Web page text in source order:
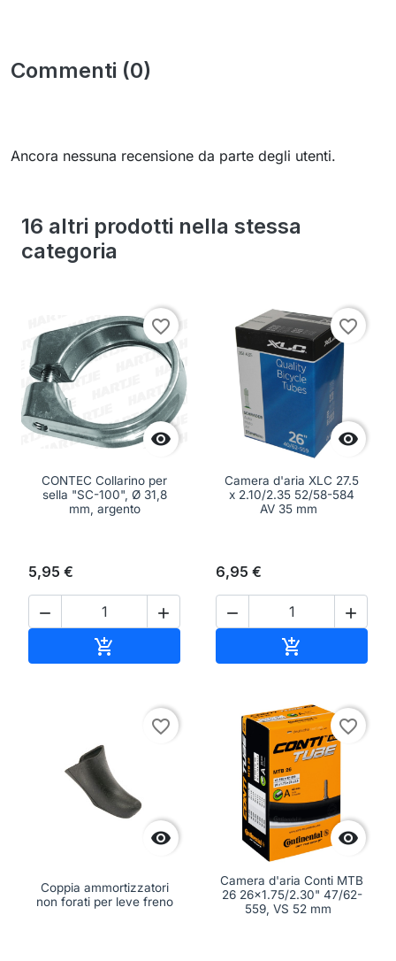
Commenti (0)
Ancora nessuna recensione da parte degli utenti.
16 altri prodotti nella stessa
categoria

favorite_border
CONTEC Collarino per
sella "SC-100", Ø 31,8
mm, argento
5,95 €
 


favorite_border
Camera d'aria XLC 27.5
x 2.10/2.35 52/58-584
AV 35 mm
6,95 €
 


favorite_border
Coppia ammortizzatori
non forati per leve freno

favorite_border
Camera d'aria Conti MTB
26 26x1.75/2.30" 47/62-
559, VS 52 mm